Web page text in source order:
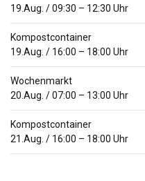
19.Aug. /09:30 – 12:30 Uhr
Kompostcontainer
19.Aug. / 16:00 – 18:00 Uhr
Wochenmarkt
20.Aug. /07:00 – 13:00 Uhr
Kompostcontainer
21.Aug. / 16:00 – 18:00 Uhr